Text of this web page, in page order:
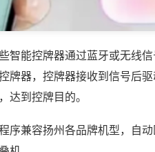
智能控牌器通过蓝牙或无线
牌器，控牌器接收到信号后
达到控牌目的。
序兼容扬州各品牌机型，自